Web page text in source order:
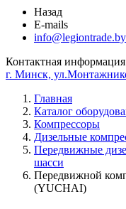
Назад
E-mails
info@legiontrade.by
Контактная информация
г. Минск,
Главная
Каталог
Компрессоры
Дизельные
Передвижные
шасси
Передвижной
(YUCHAI)